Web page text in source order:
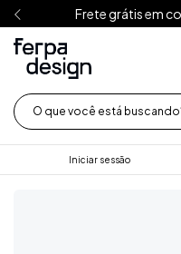
Frete grátis em
Iniciar sessão